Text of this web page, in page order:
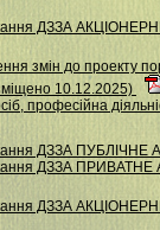
ДЗЗА
змін до
10.12.2025)
професійна
ДЗЗА
ДЗЗА
ДЗЗА